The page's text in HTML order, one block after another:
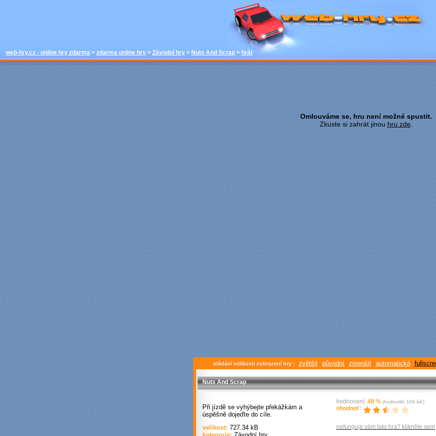
web-hry.cz - online hry zdarma > zdarma online hry > Závodní hry > Nuts And Scrap > hrát
hrát - Nuts And Scrap - Závodní hry -
zdarma online hry web-hry.cz - online
Omlouváme se, hru není možné spustit.
Zkuste si zahrát jinou hru zde.
oládání velikosti zobrazení hry : zvětšit původní zmenšit automatická
Nuts And Scrap
hodnocení: 49 % (hodnotilo 104 lidí)
ohodnoť:
nefunguje vám tato hra? klikněte sem
Při jízdě se vyhýbejte překážkám a
úspěšně dojeďte do cíle.
velikost: 727.34 kB